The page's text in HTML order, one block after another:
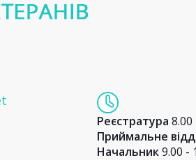
Реєстратура 8.00
Приймальне
Начальник9.00 -